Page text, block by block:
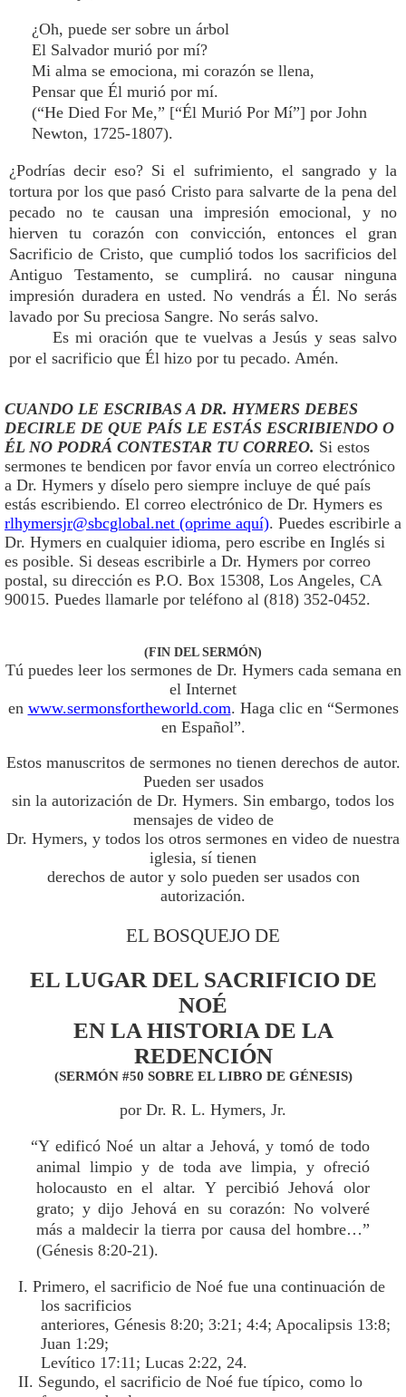
¿Oh, puede ser sobre un árbol
El Salvador murió por mí?
Mi alma se emociona, mi corazón se llena,
Pensar que Él murió por mí.
(“He Died For Me,” [“Él Murió Por Mí”] por John
Newton, 1725-1807).
¿Podrías decir eso? Si el sufrimiento, el sangrado y la
tortura por los que pasó Cristo para salvarte de la pena del
pecado no te causan una impresión emocional, y no
hierven tu corazón con convicción, entonces el gran
Sacrificio de Cristo, que cumplió todos los sacrificios del
Antiguo Testamento, se cumplirá. no causar ninguna
impresión duradera en usted. No vendrás a Él. No serás
lavado por Su preciosa Sangre. No serás salvo.
Es mi oración que te vuelvas a Jesús y seas salvo
por el sacrificio que Él hizo por tu pecado. Amén.
CUANDO LE ESCRIBAS A DR. HYMERS DEBES
DECIRLE DE QUE PAÍS LE ESTÁS ESCRIBIENDO O
ÉL NO PODRÁ CONTESTAR TU CORREO. Si estos
sermones te bendicen por favor envía un correo electrónico
a Dr. Hymers y díselo pero siempre incluye de qué país
estás escribiendo. El correo electrónico de Dr. Hymers es
rlhymersjr@sbcglobal.net (oprime aquí). Puedes escribirle a
Dr. Hymers en cualquier idioma, pero escribe en Inglés si
es posible. Si deseas escribirle a Dr. Hymers por correo
postal, su dirección es P.O. Box 15308, Los Angeles, CA
90015. Puedes llamarle por teléfono al (818) 352-0452.
(FIN DEL SERMÓN)
Tú puedes leer los sermones de Dr. Hymers cada semana en
el Internet
en www.sermonsfortheworld.com. Haga clic en “Sermones
en Español”.
Estos manuscritos de sermones no tienen derechos de autor.
Pueden ser usados
sin la autorización de Dr. Hymers. Sin embargo, todos los
mensajes de video de
Dr. Hymers, y todos los otros sermones en video de nuestra
iglesia, sí tienen
derechos de autor y solo pueden ser usados con
autorización.
EL BOSQUEJO DE
EL LUGAR DEL SACRIFICIO DE
NOÉ
EN LA HISTORIA DE LA
REDENCIÓN
(SERMÓN #50 SOBRE EL LIBRO DE GÉNESIS)
por Dr. R. L. Hymers, Jr.
“Y edificó Noé un altar a Jehová, y tomó de todo
animal limpio y de toda ave limpia, y ofreció
holocausto en el altar. Y percibió Jehová olor
grato; y dijo Jehová en su corazón: No volveré
más a maldecir la tierra por causa del hombre…”
(Génesis 8:20-21).
I. Primero, el sacrificio de Noé fue una continuación de
los sacrificios
anteriores, Génesis 8:20; 3:21; 4:4; Apocalipsis 13:8;
Juan 1:29;
Levítico 17:11; Lucas 2:22, 24.
II. Segundo, el sacrificio de Noé fue típico, como lo